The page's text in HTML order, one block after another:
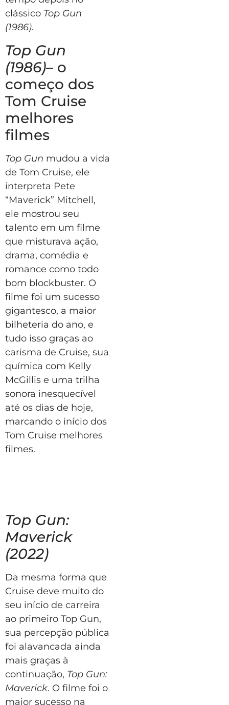
clássico Top Gun
(1986).
Top Gun
(1986)– o
começo dos
Tom Cruise
melhores
filmes
Top Gun mudou a vida
de Tom Cruise, ele
interpreta Pete
“Maverick” Mitchell,
ele mostrou seu
talento em um filme
que misturava ação,
drama, comédia e
romance como todo
bom blockbuster. O
filme foi um sucesso
gigantesco, a maior
bilheteria do ano, e
tudo isso graças ao
carisma de Cruise, sua
química com Kelly
McGillis e uma trilha
sonora inesquecível
até os dias de hoje,
marcando o início dos
Tom Cruise melhores
filmes.
Top Gun:
Maverick
(2022)
Da mesma forma que
Cruise deve muito do
seu início de carreira
ao primeiro Top Gun,
sua percepção pública
foi alavancada ainda
mais graças à
continuação, Top Gun:
Maverick. O filme foi o
maior sucesso na